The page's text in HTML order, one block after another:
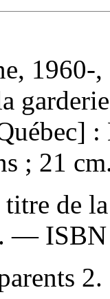
1960-,
; 21
de
—